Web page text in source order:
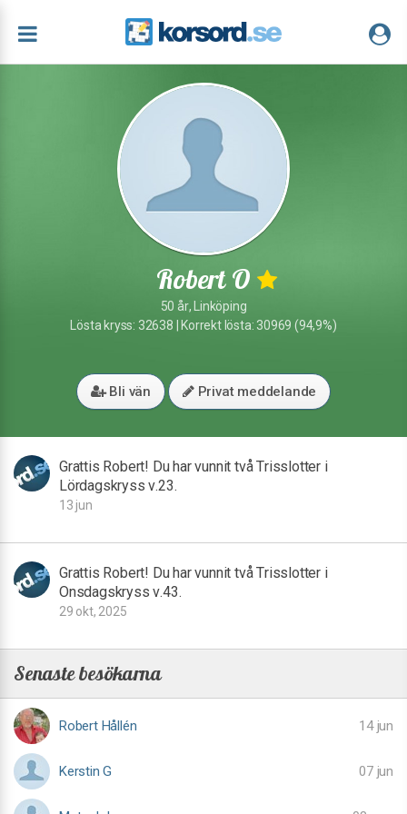
Robert O
50 år, Linköping
Lösta kryss: 32638 | Korrekt lösta: 30969 (94,9%)
Bli vän Privat meddelande
Grattis Robert! Du har vunnit två Trisslotter i
Lördagskryss v.23.
13 jun
Grattis Robert! Du har vunnit två Trisslotter i
Onsdagskryss v.43.
29 okt, 2025
Senaste besökarna
Robert Hållén 14 jun
Kerstin G 07 jun